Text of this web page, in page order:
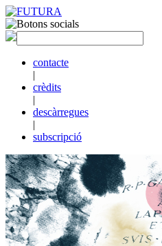
contacte
|
crèdits
|
descàrregues
|
subscripció